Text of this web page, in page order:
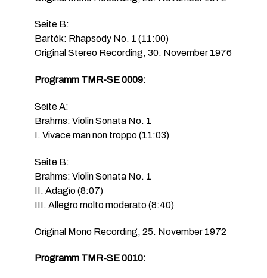
Seite B:
Bartók: Rhapsody No. 1 (11:00)
Original Stereo Recording, 30. November 1976
Programm TMR-SE 0009:
Seite A:
Brahms: Violin Sonata No. 1
I. Vivace man non troppo (11:03)
Seite B:
Brahms: Violin Sonata No. 1
II. Adagio (8:07)
III. Allegro molto moderato (8:40)
Original Mono Recording, 25. November 1972
Programm TMR-SE 0010: